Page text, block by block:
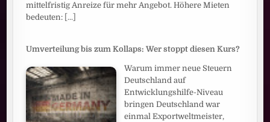
mittelfristig Anreize für mehr Angebot. Höhere Mieten
bedeuten: [...]
Umverteilung bis zum Kollaps: Wer stoppt diesen Kurs?
Warum immer neue Steuern
Deutschland auf
Entwicklungshilfe-Niveau
bringen Deutschland war
einmal Exportweltmeister,